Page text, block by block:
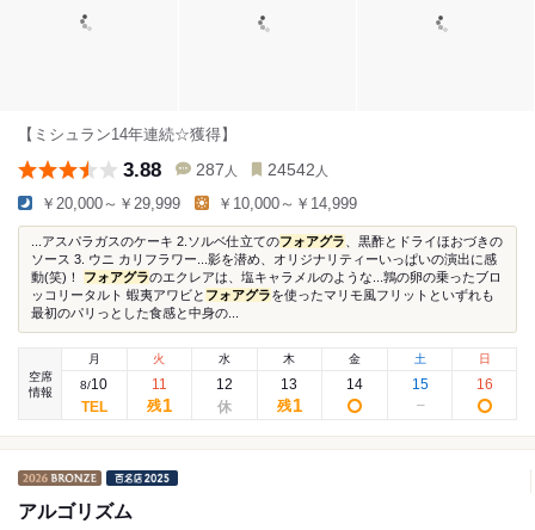
【ミシュラン14年連続☆獲得】
3.88 287 人 24542 人
￥20,000～￥29,999 ￥10,000～￥14,999
...アスパラガスのケーキ 2.ソルベ仕立てのフォアグラ 、黒酢とドライほおづきの
ソース 3. ウニ カリフラワー...影を潜め、オリジナリティーいっぱいの演出に感
動(笑)！ フォアグラのエクレアは、塩キャラメルのような...鶉の卵の乗ったブロ
ッコリータルト 蝦夷アワビと フォアグラを使ったマリモ風フリットといずれも
最初のパリっとした食感と中身の...
空席
情報
月
8/10
火
11
残1
水
12
木
13
残1
金
14
土
15
日
16
アルゴリズム